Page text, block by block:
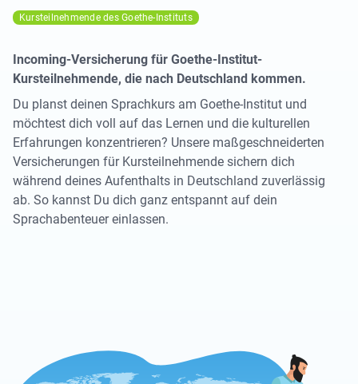
Kursteilnehmende des Goethe-Instituts
Incoming-Versicherung für Goethe-Institut-
Kursteilnehmende, die nach Deutschland kommen.
Du planst deinen Sprachkurs am Goethe-Institut und
möchtest dich voll auf das Lernen und die kulturellen
Erfahrungen konzentrieren? Unsere maßgeschneiderten
Versicherungen für Kursteilnehmende sichern dich
während deines Aufenthalts in Deutschland zuverlässig
ab. So kannst Du dich ganz entspannt auf dein
Sprachabenteuer einlassen.